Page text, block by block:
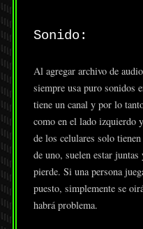
Sonido:
Al agregar archivo de
siempre usa puro sonidos
tiene un canal y por lo
como en el lado izquierdo
de los celulares solo
de uno, suelen estar
pierde. Si una persona
puesto, simplemente se
habrá problema.